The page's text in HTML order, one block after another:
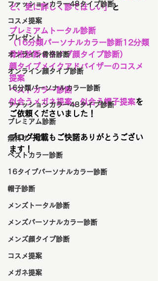
ファッションカラー48タイプ診断
コスメ提案
プレゼント
オンライン骨格診断
オンライン顔タイプ診断
16分類パーソナルカラー診断
ファッションカラー48タイプ診断
プレミアム診断
無料サービス
ベストカラー診断
16タイプパーソナルカラー診断
帽子診断
メンズトータル診断
メンズパーソナルカラー診断
メンズ顔タイプ診断
コスメ提案
メガネ提案
ど、更に詳しく診てほしい」と
プレミアムトータル診断
（16分類パーソナルカラー診断12分類
骨格診断８タイプ顔タイプ診断）
顔タイプメイクアドバイザーのコスメ
提案
ベストカラー診断
似合うメガネ提案、似合う帽子提案を
ご依頼くださいました！
ブログ掲載もご快諾ありがとうござい
ます！